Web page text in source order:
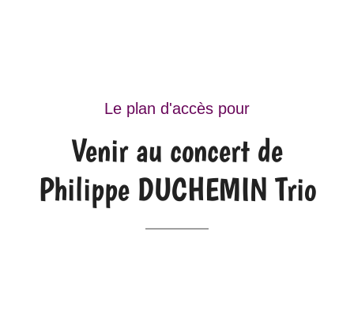
Le plan d'accès pour
Venir au concert de
Philippe DUCHEMIN Trio